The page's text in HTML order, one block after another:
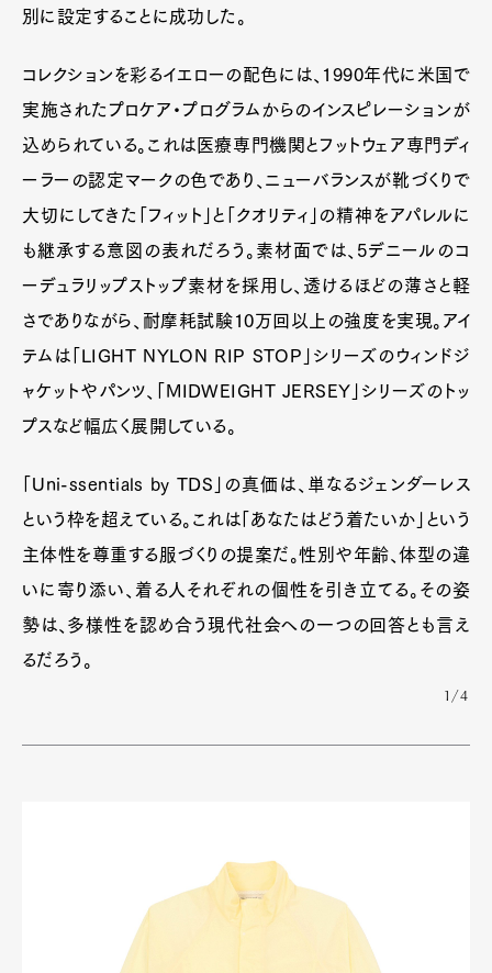
別に設定することに成功した。
コレクションを彩るイエローの配色には、1990年代に米国で
実施されたプロケア・プログラムからのインスピレーションが
込められている。これは医療専門機関とフットウェア専門ディ
ーラーの認定マークの色であり、ニューバランスが靴づくりで
大切にしてきた「フィット」と「クオリティ」の精神をアパレルに
も継承する意図の表れだろう。素材面では、5デニールのコ
ーデュラリップストップ素材を採用し、透けるほどの薄さと軽
さでありながら、耐摩耗試験10万回以上の強度を実現。アイ
テムは「LIGHT NYLON RIP STOP」シリーズのウィンドジ
ャケットやパンツ、「MIDWEIGHT JERSEY」シリーズのトッ
プスなど幅広く展開している。
「Uni-ssentials by TDS」の真価は、単なるジェンダーレス
という枠を超えている。これは「あなたはどう着たいか」という
主体性を尊重する服づくりの提案だ。性別や年齢、体型の違
いに寄り添い、着る人それぞれの個性を引き立てる。その姿
勢は、多様性を認め合う現代社会への一つの回答とも言え
るだろう。
1/4